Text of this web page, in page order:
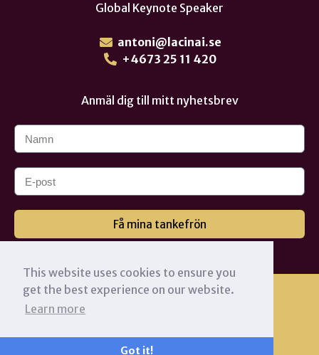
This website uses cookies to ensure you
get the best experience on our website.
Learn more
Got it!
Global Keynote Speaker
antoni@lacinai.se
+4673 25 11 420
Anmäl dig till mitt nyhetsbrev
Få mina tankefrön